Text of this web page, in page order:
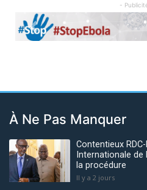
-
Previous
À Ne Pas Manquer
Contentieux
Internationale
la procédure
Il y a 2 jours